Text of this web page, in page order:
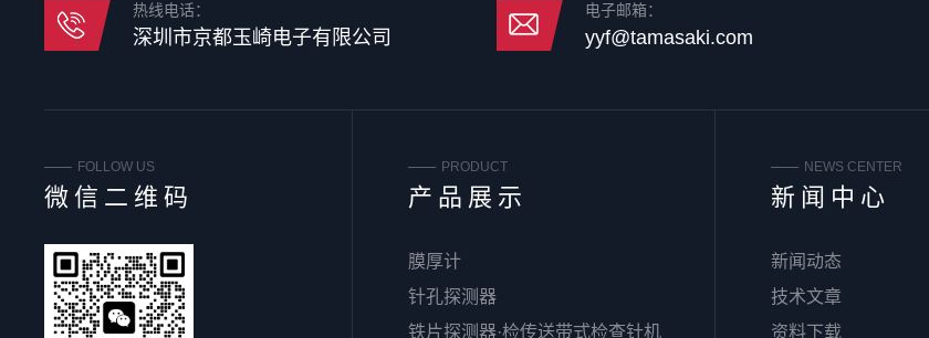
热线电话：
深圳市京都玉崎电子有限公司
电子邮箱：
yyf@tamasaki.com
FOLLOW US
微信二维码
PRODUCT
产品展示
膜厚计
针孔探测器
铁片探测器·检传送带式检查针机
NEWS CENTER
新闻中心
新闻动态
技术文章
资料下载